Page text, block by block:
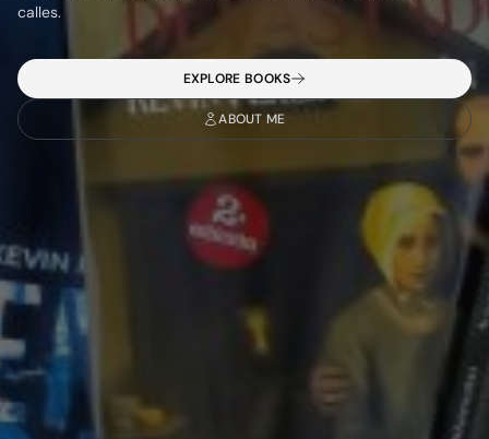
calles.
EXPLORE BOOKS
ABOUT ME